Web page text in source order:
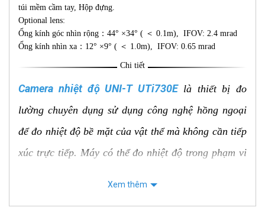
túi mềm cầm tay, Hộp đựng.
Optional lens:
Ống kính góc nhìn rộng：44° ×34° ( ＜ 0.1m), IFOV: 2.4 mrad
Ống kính nhìn xa：12° ×9° ( ＜ 1.0m), IFOV: 0.65 mrad
Chi tiết
Camera nhiệt độ UNI-T UTi730E là thiết bị đo
lường chuyên dụng sử dụng công nghệ hồng ngoại
để đo nhiệt độ bề mặt của vật thể mà không cần tiếp
xúc trực tiếp. Máy có thể đo nhiệt độ trong phạm vi
Xem thêm